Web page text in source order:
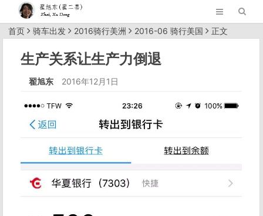
首页 骑车出发 2016骑行美洲 2016-06 骑行美国 正文
生产关系让生产力倒退
翟旭东 2016年12月1日